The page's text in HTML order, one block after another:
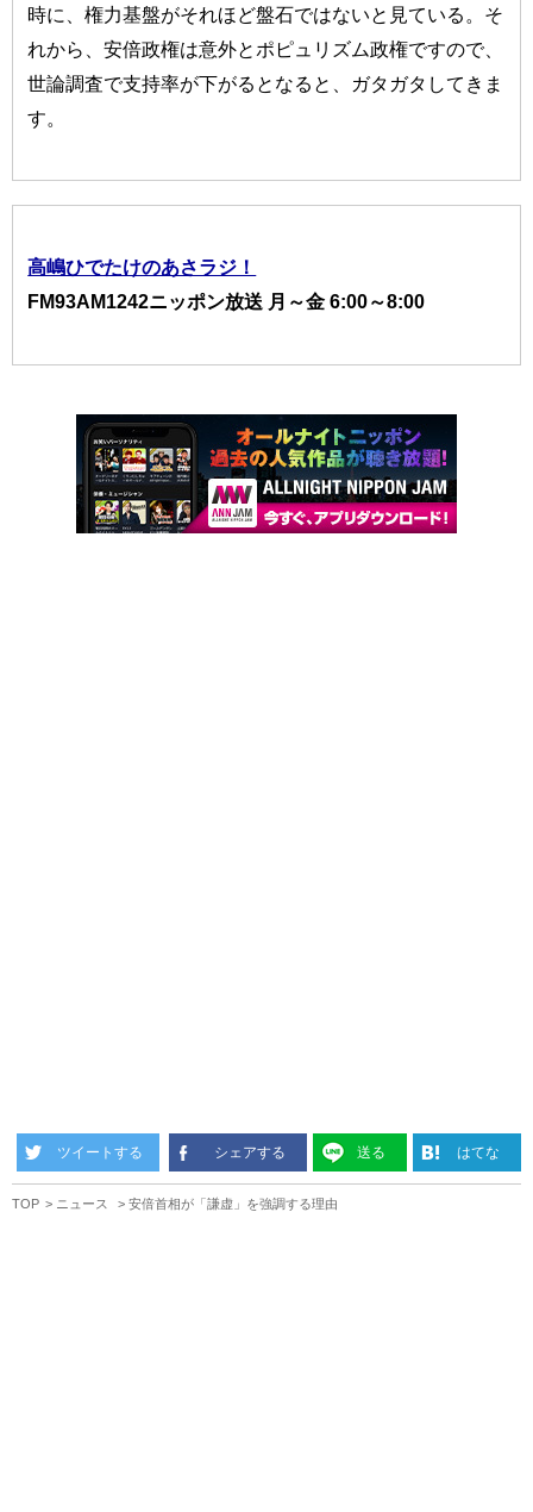
時に、権力基盤がそれほど盤石ではないと見ている。そ
れから、安倍政権は意外とポピュリズム政権ですので、
世論調査で支持率が下がるとなると、ガタガタしてきま
す。
高嶋ひでたけのあさラジ！
FM93AM1242ニッポン放送 月～金 6:00～8:00
ツイートする シェアする 送る はてな
TOP ニュース 安倍首相が「謙虚」を強調する理由